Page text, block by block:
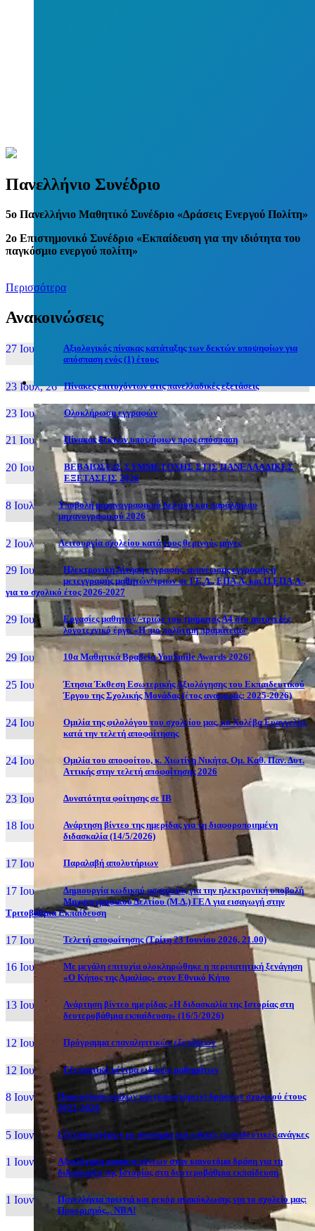
Πανελλήνιο Συνέδριο
5o Πανελλήνιο Μαθητικό Συνέδριο «Δράσεις Ενεργού Πολίτη»
2ο Επιστημονικό Συνέδριο «Εκπαίδευση για την ιδιότητα του
παγκόσμιο ενεργού πολίτη»
Περισσότερα
Ανακοινώσεις
27 Ιουν, 26
Αξιολογικός πίνακας κατάταξης των δεκτών υποψηφίων για
απόσπαση ενός (1) έτους
23 Ιουλ, 26 Πίνακες επιτυχόντων στις πανελλαδικές εξετάσεις
23 Ιουλ, 26 Ολοκλήρωση εγγραφών
21 Ιουλ, 26 Πίνακας δεκτών υποψήφιων προς απόσπαση
20 Ιουλ, 26
ΒΕΒΑΙΩΣΕΙΣ ΣΥΜΜΕΤΟΧΗΣ ΣΤΙΣ ΠΑΝΕΛΛΑΔΙΚΕΣ
ΕΞΕΤΑΣΕΙΣ 2026
8 Ιουλ, 26
Υποβολή μηχανογραφικού δελτίου και παράλληλου
μηχανογραφικού 2026
2 Ιουλ, 26 Λειτουργία σχολείου κατά τους θερινούς μήνες
29 Ιουν, 26
Ηλεκτρονική Αίτηση εγγραφής, ανανέωσης εγγραφής ή
μετεγγραφής μαθητών/τριών σε ΓΕ.Λ., ΕΠΑ.Λ. και Π.ΕΠΑ.Λ.,
για το σχολικό έτος 2026-2027
29 Ιουν, 26
Εργασίες μαθητών/-τριών του τμήματος Α4 στο αυτοτελές
λογοτεχνικό έργο «Η πιο πολύτιμη πραμάτεια»
29 Ιουν, 26 10α Μαθητικά Βραβεία YouSmile Awards 2026!
25 Ιουν, 26
Έτησια Έκθεση Εσωτερικής Αξιολόγησης του Εκπαιδευτικού
Έργου της Σχολικής Μονάδας (έτος αναφοράς: 2025-2026)
24 Ιουν, 26
Ομιλία της φιλολόγου του σχολείου μας, κα Χολέβα Ευαγγελία,
κατά την τελετή αποφοίτησης
24 Ιουν, 26
Ομιλία του αποφοίτου, κ. Χιωτίνη Νικήτα, Ομ. Καθ. Παν. Δυτ.
Αττικής στην τελετή αποφοίτησης 2026
23 Ιουν, 26 Δυνατότητα φοίτησης σε ΙΒ
18 Ιουν, 26
Ανάρτηση βίντεο της ημερίδας για τη διαφοροποιημένη
διδασκαλία (14/5/2026)
17 Ιουν, 26 Παραλαβή απολυτήριων
17 Ιουν, 26
Δημιουργία κωδικού ασφαλείας για την ηλεκτρονική υποβολή
Μηχανογραφικού Δελτίου (Μ.Δ.) ΓΕΛ για εισαγωγή στην
Τριτοβάθμια Εκπαίδευση
17 Ιουν, 26 Τελετή αποφοίτησης (Τρίτη 23 Ιουνίου 2026, 21.00)
16 Ιουν, 26
Με μεγάλη επιτυχία ολοκληρώθηκε η περιπατητική ξενάγηση
«Ο Κήπος της Αμαλίας» στον Εθνικό Κήπο
13 Ιουν, 26
Ανάρτηση βίντεο ημερίδας «Η διδασκαλία της Ιστορίας στη
δευτεροβάθμια εκπαίδευση» (16/5/2026)
12 Ιουν, 26 Πρόγραμμα επαναληπτικών εξετάσεων
12 Ιουν, 26 Εξεταστικά κέντρα ειδικών μαθημάτων
8 Ιουν, 26
Παρουσίαση ομίλων και (καινοτόμων) δράσεων σχολικού έτους
2025-2026
5 Ιουν, 26 Εξέταση ατόμων με αναπηρία και ειδικές εκπαιδευτικές ανάγκες
1 Ιουν, 26
Αξιολόγηση συμμετεχόντων στην καινοτόμα δράση για τη
διδασκαλία της Ιστορίας στη δευτεροβάθμια εκπαίδευση
1 Ιουν, 26
Πανελλήνια πρωτιά και ρεκόρ ανακύκλωσης για το σχολείο μας:
Προορισμός... NBA!